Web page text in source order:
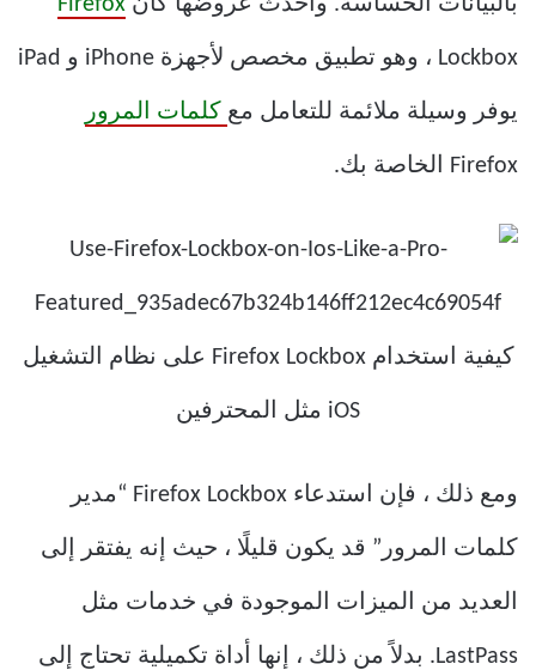
بالبيانات الحساسة. وأحدث عروضها كان Firefox
Lockbox ، وهو تطبيق مخصص لأجهزة iPhone و iPad
يوفر وسيلة ملائمة للتعامل مع كلمات المرور
Firefox الخاصة بك.
ومع ذلك ، فإن استدعاء Firefox Lockbox “مدير
كلمات المرور” قد يكون قليلًا ، حيث إنه يفتقر إلى
العديد من الميزات الموجودة في خدمات مثل
LastPass. بدلاً من ذلك ، إنها أداة تكميلية تحتاج إلى